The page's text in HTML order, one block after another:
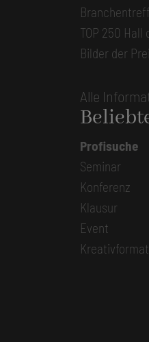
Branchentreff
TOP 250 Hall
Bilder der
Alle
Profisuche
Seminar
Konferenz
Klausur
Event